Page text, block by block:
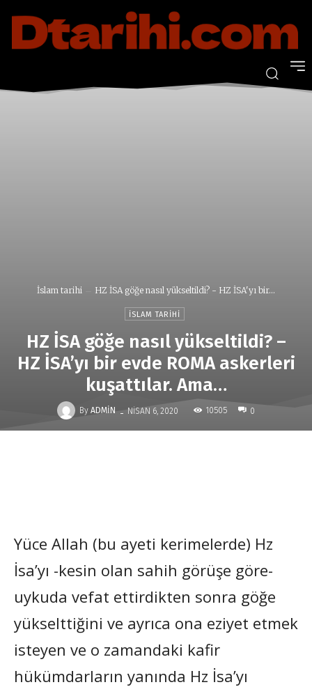
İslam tarihi HZ İSA göğe nasıl yükseltildi? - HZ İSA'yı bir...
İSLAM TARIHI
HZ İSA göğe nasıl yükseltildi? –
HZ İSA’yı bir evde ROMA askerleri
kuşattılar. Ama…
By ADMIN - NISAN 6, 2020 10505 0
Yüce Allah (bu ayeti kerimelerde) Hz
İsa’yı -kesin olan sahih görüşe göre-
uykuda vefat ettirdikten sonra göğe
yükselttiğini ve ayrıca ona eziyet etmek
isteyen ve o zamandaki kafir
hükümdarların yanında Hz İsa’yı